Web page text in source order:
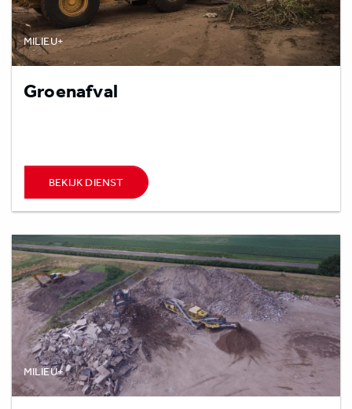
MILIEU+
Groenafval
BEKIJK DIENST
MILIEU+